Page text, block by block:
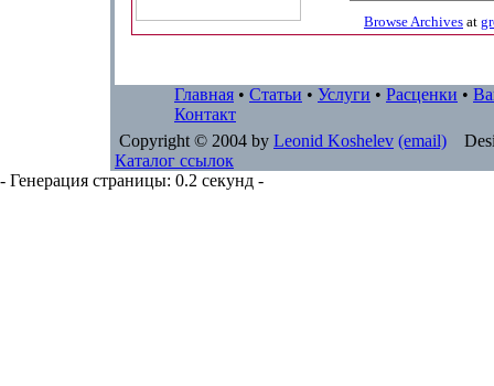
Browse Archives at
Главная • Статьи • Услуги • Расценки •
Контакт
Copyright © 2004 by Leonid Koshelev (email)
Каталог ссылок
- Генерация страницы: 0.2 секунд -